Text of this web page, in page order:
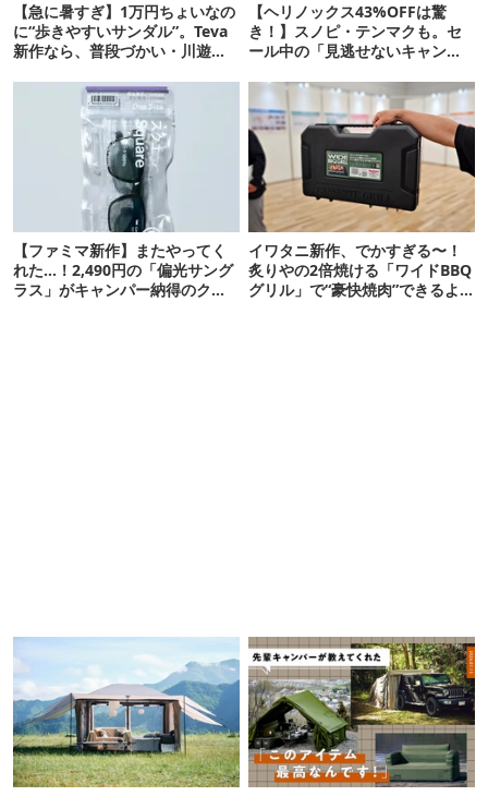
【急に暑すぎ】1万円ちょいなの
に“歩きやすいサンダル”。Teva
新作なら、普段づかい・川遊
【ヘリノックス43%OFFは驚
き！】スノピ・テンマクも。セ
ール中の「見逃せないキャンプ
【ファミマ新作】またやってく
れた…！2,490円の「偏光サング
ラス」がキャンパー納得のクオ
イワタニ新作、でかすぎる〜！
炙りやの2倍焼ける「ワイドBBQ
グリル」で“豪快焼肉”できるよ